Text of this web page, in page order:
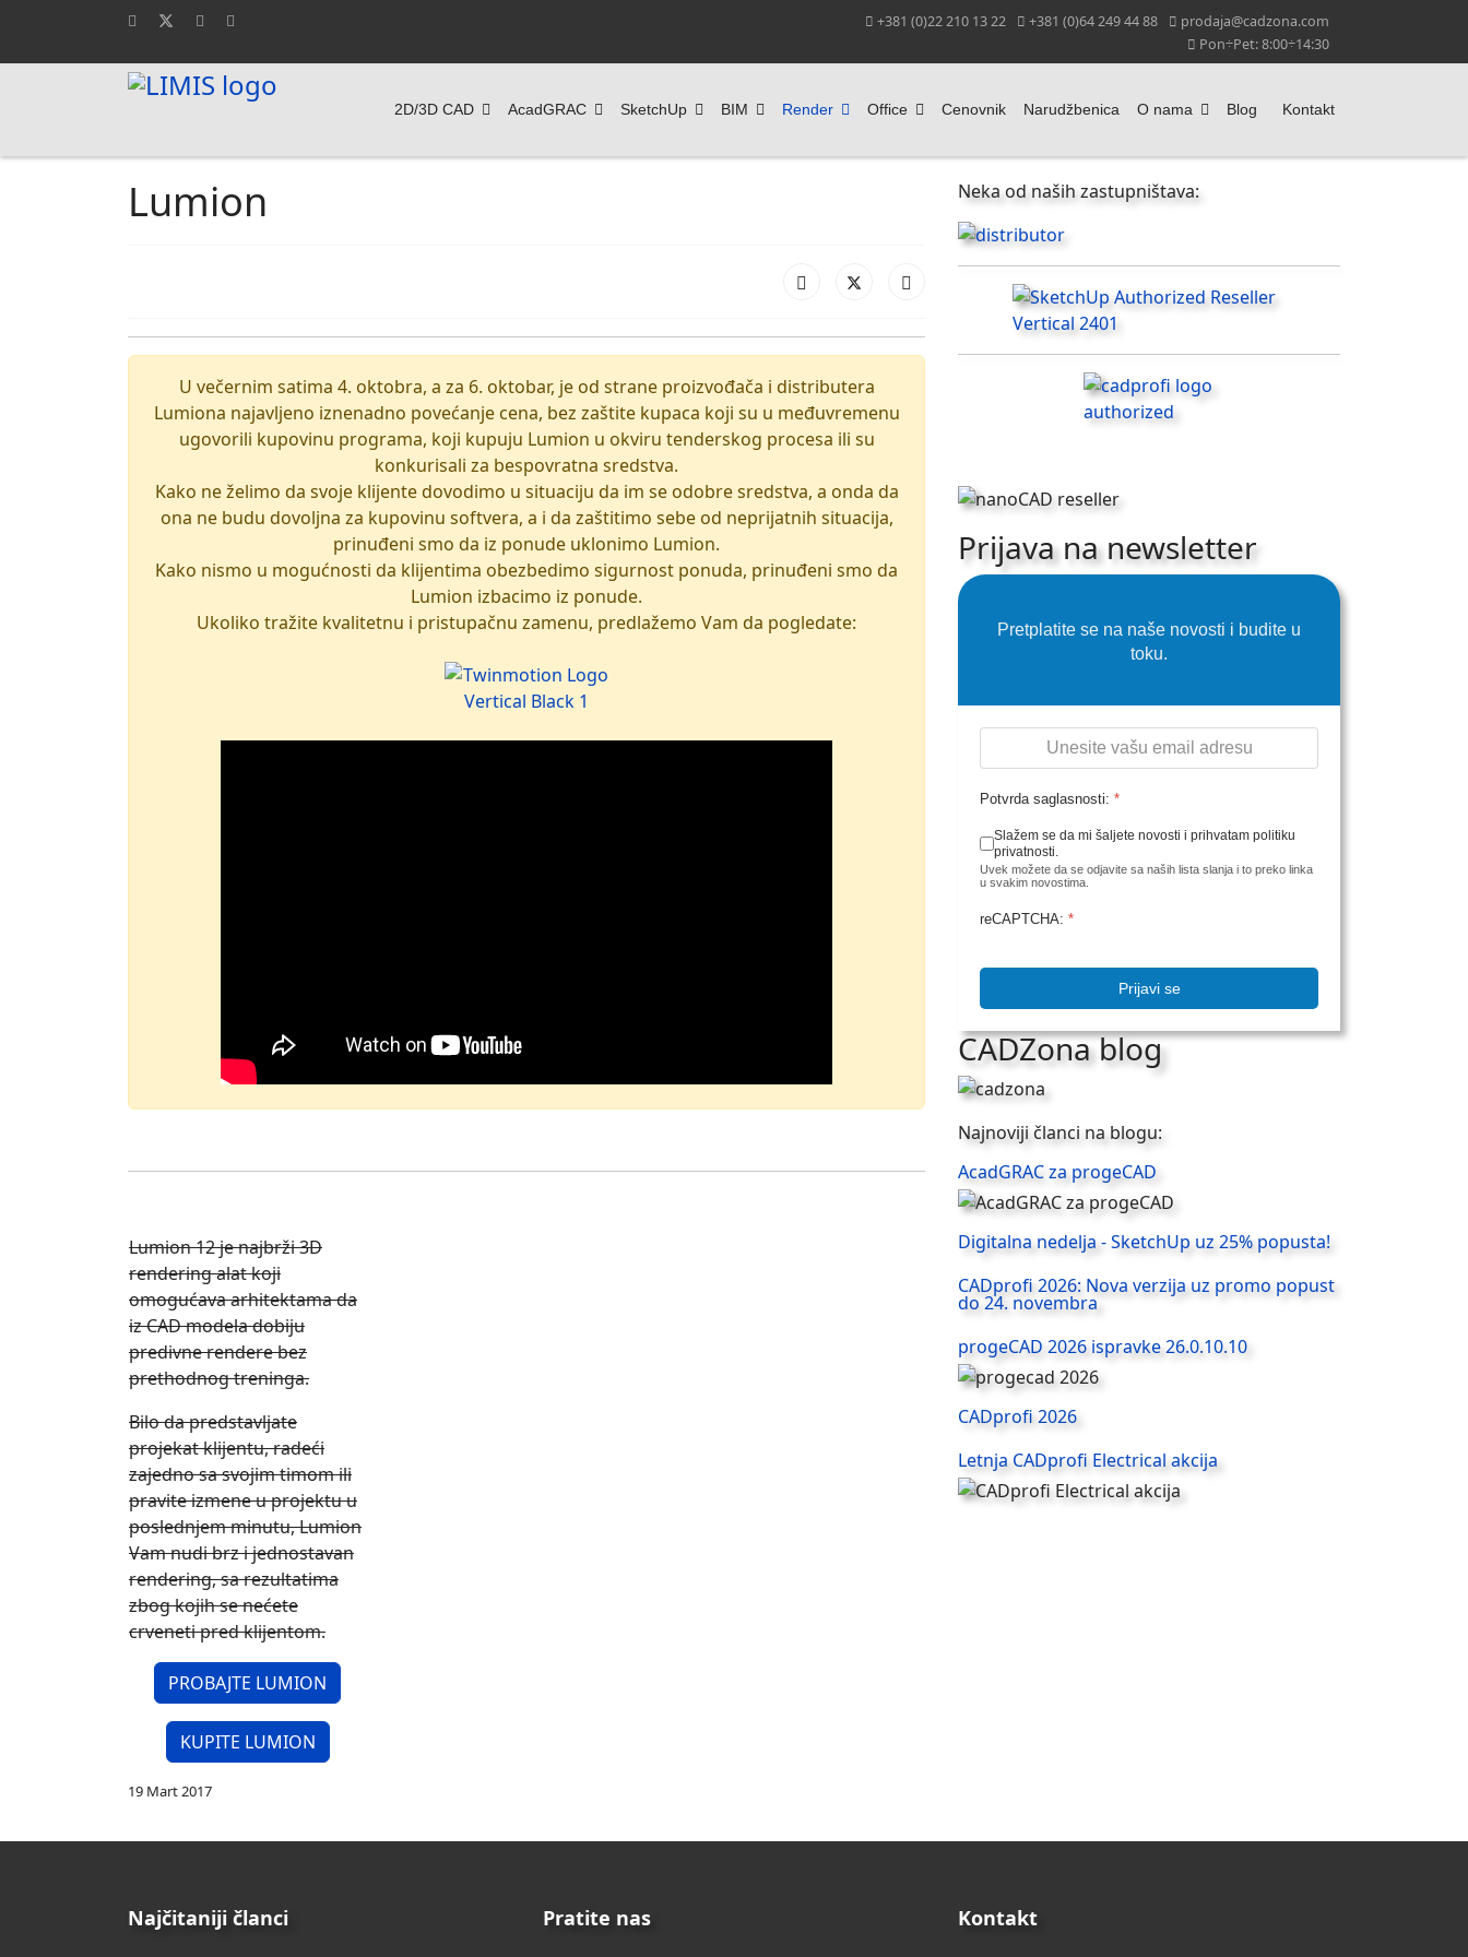
+381 (0)22 210 13 22 +381 (0)64 249 44 88
prodaja@cadzona.com
Pon÷Pet: 8:00÷14:30
2D/3D CAD AcadGRAC SketchUp BIM Render Office Cenovnik Narudžbenica O nama Blog Kontakt
Lumion
U večernim satima 4. oktobra, a za 6. oktobar, je od strane proizvođača i distributera
Lumiona najavljeno iznenadno povećanje cena, bez zaštite kupaca koji su u međuvremenu
ugovorili kupovinu programa, koji kupuju Lumion u okviru tenderskog procesa ili su
konkurisali za bespovratna sredstva.
Kako ne želimo da svoje klijente dovodimo u situaciju da im se odobre sredstva, a onda da
ona ne budu dovoljna za kupovinu softvera, a i da zaštitimo sebe od neprijatnih situacija,
prinuđeni smo da iz ponude uklonimo Lumion.
Kako nismo u mogućnosti da klijentima obezbedimo sigurnost ponuda, prinuđeni smo da
Lumion izbacimo iz ponude.
Ukoliko tražite kvalitetnu i pristupačnu zamenu, predlažemo Vam da pogledate:
Lumion 12 je najbrži 3D
rendering alat koji
omogućava arhitektama da
iz CAD modela dobiju
predivne rendere bez
prethodnog treninga.
Bilo da predstavljate
projekat klijentu, radeći
zajedno sa svojim timom ili
pravite izmene u projektu u
poslednjem minutu, Lumion
Vam nudi brz i jednostavan
rendering, sa rezultatima
zbog kojih se nećete
crveneti pred klijentom.
PROBAJTE LUMION
KUPITE LUMION
19 Mart 2017
Neka od naših zastupništava:
Prijava na newsletter
Pretplatite se na naše novosti i budite u
toku.
Potvrda saglasnosti: *
Slažem se da mi šaljete novosti i prihvatam politiku
privatnosti.
Uvek možete da se odjavite sa naših lista slanja i to preko linka
u svakim novostima.
reCAPTCHA: *
Prijavi se
CADZona blog
Najnoviji članci na blogu:
AcadGRAC za progeCAD
Digitalna nedelja - SketchUp uz 25% popusta!
CADprofi 2026: Nova verzija uz promo popust
do 24. novembra
progeCAD 2026 ispravke 26.0.10.10
CADprofi 2026
Letnja CADprofi Electrical akcija
Najčitaniji članci Pratite nas Kontakt